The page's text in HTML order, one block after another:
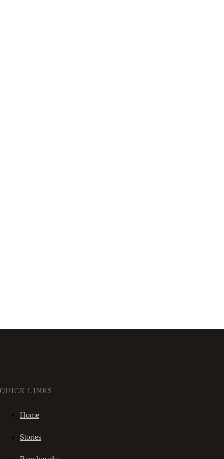
QUICK LINKS
Home
Stories